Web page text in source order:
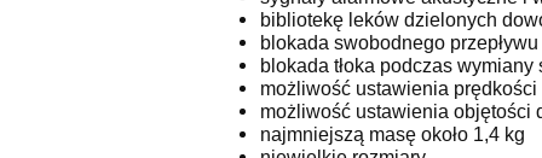
bibliotekę leków dzielonych
blokada swobodnego przepływu
blokada tłoka podczas wymiany
możliwość ustawienia
możliwość ustawienia objętości
najmniejszą masę około 1,4 kg